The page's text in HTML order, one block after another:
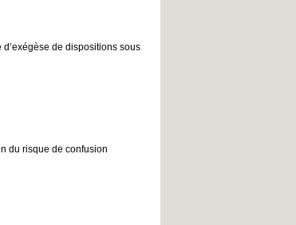
de dispositions sous
du risque de confusion